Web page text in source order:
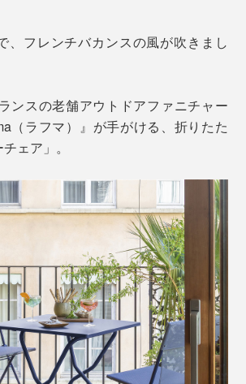
、フレンチバカンスの風が吹きまし
ンスの老舗アウトドアファニチャー
（ラフマ）』が手がける、折りたた
ェア」。